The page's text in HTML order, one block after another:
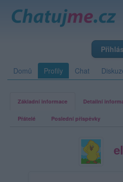
Domů Profily Chat
Základní informace Detailní
Přátelé Poslední příspěvky